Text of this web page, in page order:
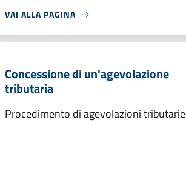
VAI ALLA PAGINA
Concessione di un'agevolazione
tributaria
Procedimento di agevolazioni tributarie